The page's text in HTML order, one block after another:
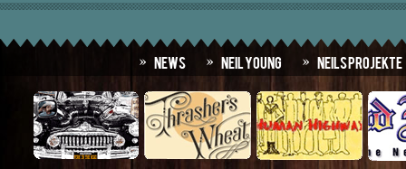
News Neil Young Neils Projekte